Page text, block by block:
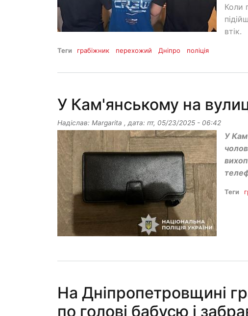
Коли
втік.
Теги грабіжник перехожий Дніпро поліція
У Кам'янському на
Надіслав: Margarita , дата: пт, 05/23/2025 - 06:42
У
Теги
На Дніпропетровщині
по голові бабусю і